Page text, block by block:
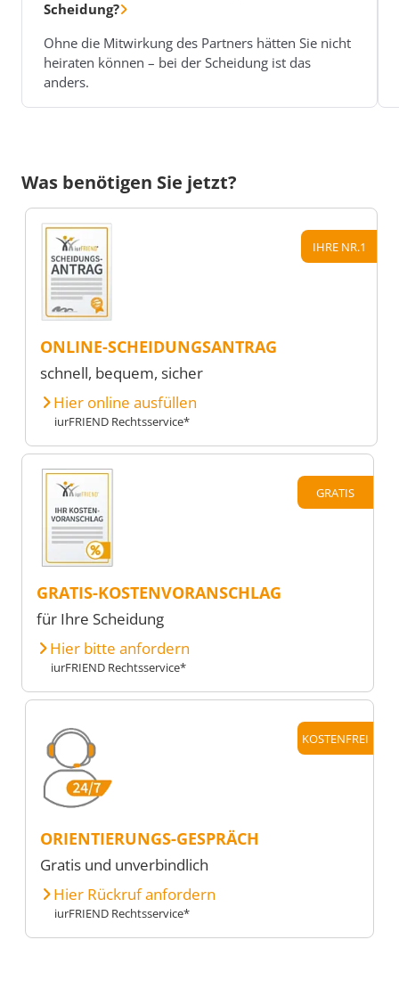
Scheidung?
Ohne die Mitwirkung des Partners hätten Sie nicht
heiraten können – bei der Scheidung ist das
anders.
Was benötigen Sie jetzt?
IHRE NR.1
ONLINE-SCHEIDUNGSANTRAG
schnell, bequem, sicher
Hier online ausfüllen
iurFRIEND Rechtsservice*
GRATIS
GRATIS-KOSTENVORANSCHLAG
für Ihre Scheidung
Hier bitte anfordern
iurFRIEND Rechtsservice*
KOSTENFREI
ORIENTIERUNGS-GESPRÄCH
Gratis und unverbindlich
Hier Rückruf anfordern
iurFRIEND Rechtsservice*